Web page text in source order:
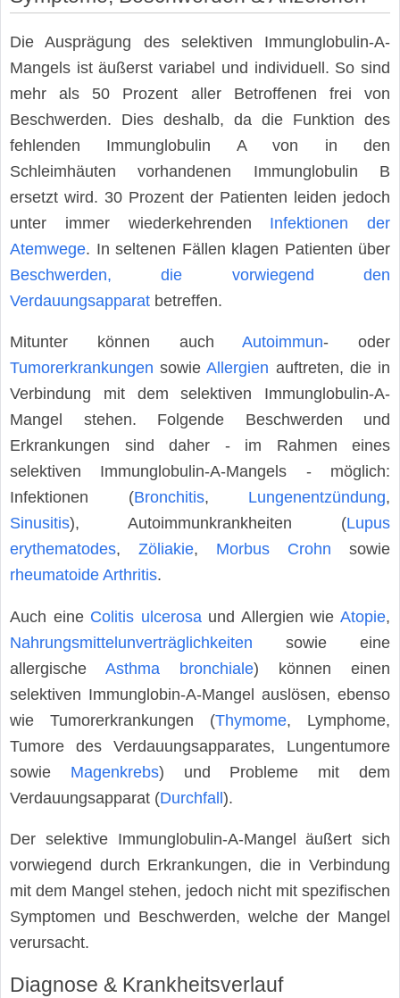
Die Ausprägung des selektiven Immunglobulin-A-
Mangels ist äußerst variabel und individuell. So sind
mehr als 50 Prozent aller Betroffenen frei von
Beschwerden. Dies deshalb, da die Funktion des
fehlenden Immunglobulin A von in den
Schleimhäuten vorhandenen Immunglobulin B
ersetzt wird. 30 Prozent der Patienten leiden jedoch
unter immer wiederkehrenden Infektionen der
Atemwege. In seltenen Fällen klagen Patienten über
Beschwerden, die vorwiegend den
Verdauungsapparat betreffen.
Mitunter können auchAutoimmun- oder
Tumorerkrankungen sowieAllergien auftreten, die in
Verbindung mit dem selektiven Immunglobulin-A-
Mangel stehen. Folgende Beschwerden und
Erkrankungen sind daher - im Rahmen eines
selektiven Immunglobulin-A-Mangels - möglich:
Infektionen (Bronchitis, Lungenentzündung,
Sinusitis), Autoimmunkrankheiten (Lupus
erythematodes, Zöliakie, Morbus Crohn sowie
rheumatoide Arthritis.
Auch eine Colitis ulcerosa und Allergien wieAtopie,
Nahrungsmittelunverträglichkeiten sowie eine
allergische Asthma bronchiale) können einen
selektiven Immunglobin-A-Mangel auslösen, ebenso
wie Tumorerkrankungen (Thymome, Lymphome,
Tumore des Verdauungsapparates, Lungentumore
sowie Magenkrebs) und Probleme mit dem
Verdauungsapparat (Durchfall).
Der selektive Immunglobulin-A-Mangel äußert sich
vorwiegend durch Erkrankungen, die in Verbindung
mit dem Mangel stehen, jedoch nicht mit spezifischen
Symptomen und Beschwerden, welche der Mangel
verursacht.
Diagnose & Krankheitsverlauf